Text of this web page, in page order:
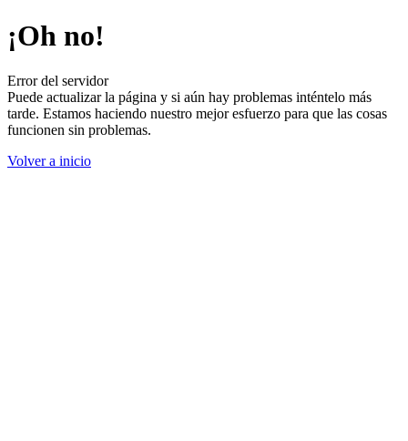
¡Oh no!
Error del servidor
Puede actualizar la página y si aún hay problemas inténtelo más
tarde. Estamos haciendo nuestro mejor esfuerzo para que las cosas
funcionen sin problemas.
Volver a inicio